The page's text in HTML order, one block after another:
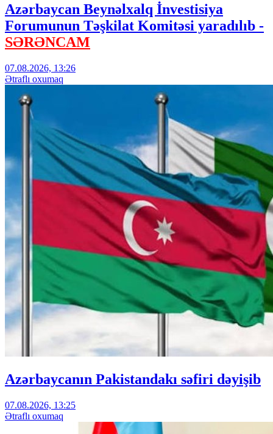
Azərbaycan Beynəlxalq İnvestisiya
Forumunun Təşkilat Komitəsi yaradılıb -
SƏRƏNCAM
07.08.2026, 13:26
Ətraflı oxumaq
Azərbaycanın Pakistandakı səfiri dəyişib
07.08.2026, 13:25
Ətraflı oxumaq